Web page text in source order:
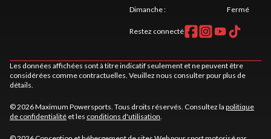
Dimanche: Fermé
Restez connecté
Les données affichées sont à titre indicatif seulement et ne peuvent être
considérées comme contractuelles. Veuillez nous consulter pour plus de
détails.
© 2026 Maximum Powersports. Tous droits réservés. Consultez la politique
de confidentialité et les conditions d'utilisation.